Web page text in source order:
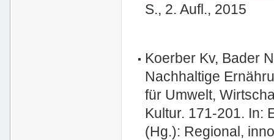
S., 2. Aufl., 2015
Koerber Kv, Bader N
Nachhaltige
für Umwelt,
Kultur. 171-201. In:
(Hg.): Regional,